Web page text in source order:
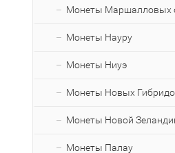
Монеты Маршалловых
Монеты Науру
Монеты Ниуэ
Монеты Новых
Монеты Новой
Монеты Палау